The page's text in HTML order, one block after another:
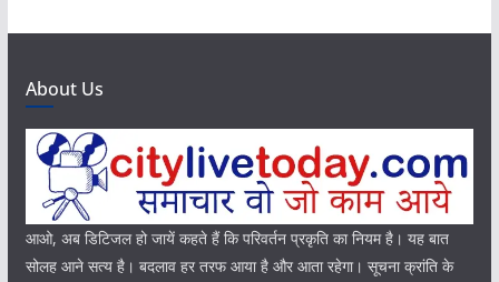
About Us
आओ, अब डिटिजल हो जायें कहते हैं कि परिवर्तन प्रकृति का नियम है। यह बात
सोलह आने सत्य है। बदलाव हर तरफ आया है और आता रहेगा। सूचना क्रांति के